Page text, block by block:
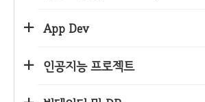
App Dev
인공지능 프로젝트